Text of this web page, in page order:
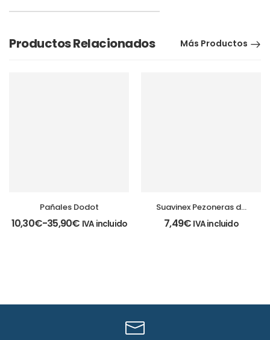
Productos Relacionados Más Productos
Pañales Dodot
10,30€-35,90€ IVA incluido
Suavinex Pezoneras de
silicona 2 unidades
7,49€ IVA incluido